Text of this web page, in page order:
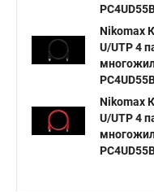
Nikomax
U/UTP 4
Nikomax
U/UTP 4